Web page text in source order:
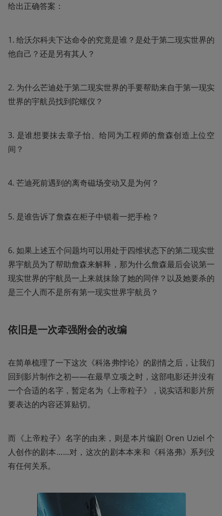
给出正确答案：
1. 给沃尔科夫下达命令的究竟是谁？是处于第二现实世界的
他自己？还是另有其人？
2. 为什么芒迪处于第二现实世界的手要帮助来自于第一现实
世界的宇航员找到陀螺仪？
3. 是谁想要抹去章子怡、给同为工程师的詹森创造上位空
间？
4. 芒迪死前遇到的离奇磁场变动又是为何？
5. 是谁告诉了詹森在柜子中锁着一把手枪？
6. 如果上述五个问题均可以用处于四维状态下的第二现实世
界宇航员为了帮助詹森来解释，那为什么詹森最后会说第一
现实世界的宇航员一上来就抹除了她的同伴？以及她要杀的
是三个人而不是所有第一现实世界宇航员？
依旧是一次牵强附会的改编
在简单梳理了一下这次《科洛弗悖论》的剧情之后，让我们
回到影片制作之初——在最早立项之时，这部电影还并没有
一个合适的名字，暂定名为《上帝粒子》，说实话和影片所
要表达的内容还算贴切。
而《上帝粒子》名字的由来，则是本片编剧 Oren Uziel 个
人创作的剧本……对，这次的剧本本来和《科洛弗》系列没
有任何关系。